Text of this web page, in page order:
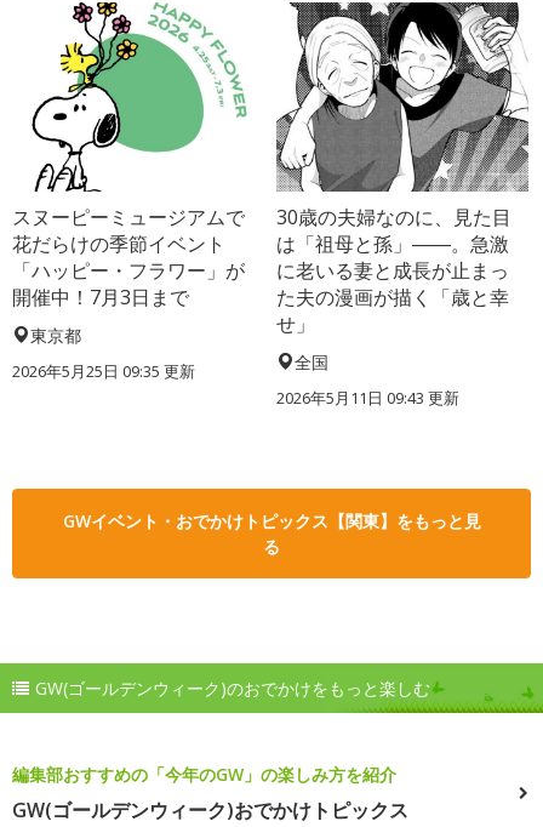
スヌーピーミュージアムで
花だらけの季節イベント
「ハッピー・フラワー」が
開催中！7月3日まで
東京都
2026年5月25日 09:35 更新
30歳の夫婦なのに、見た目
は「祖母と孫」――。急激
に老いる妻と成長が止まっ
た夫の漫画が描く「歳と幸
せ」
全国
2026年5月11日 09:43 更新
GWイベント・おでかけトピックス【関東】をもっと見
る
GW(ゴールデンウィーク)のおでかけをもっと楽しむ
編集部おすすめの「今年のGW」の楽しみ方を紹介
GW(ゴールデンウィーク)おでかけトピックス